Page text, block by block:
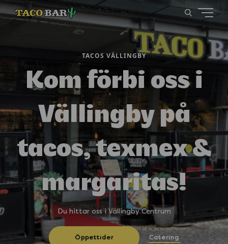
TACOS VÄLLINGBY
Kom förbi oss i
Vällingby på
tacos, texmex &
margaritas!
Du hittar oss i Vällingby Centrum
Öppettider Catering